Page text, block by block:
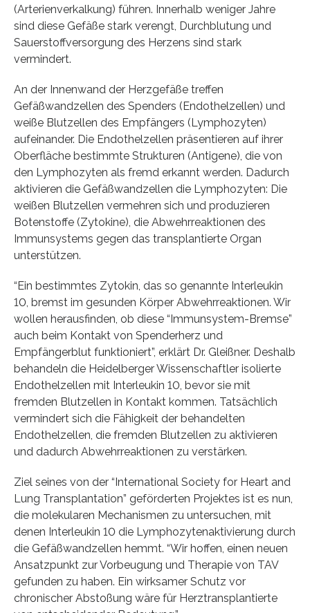
(Arterienverkalkung) führen. Innerhalb weniger Jahre
sind diese Gefäße stark verengt, Durchblutung und
Sauerstoffversorgung des Herzens sind stark
vermindert.
An der Innenwand der Herzgefäße treffen
Gefäßwandzellen des Spenders (Endothelzellen) und
weiße Blutzellen des Empfängers (Lymphozyten)
aufeinander. Die Endothelzellen präsentieren auf ihrer
Oberfläche bestimmte Strukturen (Antigene), die von
den Lymphozyten als fremd erkannt werden. Dadurch
aktivieren die Gefäßwandzellen die Lymphozyten: Die
weißen Blutzellen vermehren sich und produzieren
Botenstoffe (Zytokine), die Abwehrreaktionen des
Immunsystems gegen das transplantierte Organ
unterstützen.
“Ein bestimmtes Zytokin, das so genannte Interleukin
10, bremst im gesunden Körper Abwehrreaktionen. Wir
wollen herausfinden, ob diese “Immunsystem-Bremse”
auch beim Kontakt von Spenderherz und
Empfängerblut funktioniert”, erklärt Dr. Gleißner. Deshalb
behandeln die Heidelberger Wissenschaftler isolierte
Endothelzellen mit Interleukin 10, bevor sie mit
fremden Blutzellen in Kontakt kommen. Tatsächlich
vermindert sich die Fähigkeit der behandelten
Endothelzellen, die fremden Blutzellen zu aktivieren
und dadurch Abwehrreaktionen zu verstärken.
Ziel seines von der “International Society for Heart and
Lung Transplantation” geförderten Projektes ist es nun,
die molekularen Mechanismen zu untersuchen, mit
denen Interleukin 10 die Lymphozytenaktivierung durch
die Gefäßwandzellen hemmt. “Wir hoffen, einen neuen
Ansatzpunkt zur Vorbeugung und Therapie von TAV
gefunden zu haben. Ein wirksamer Schutz vor
chronischer Abstoßung wäre für Herztransplantierte